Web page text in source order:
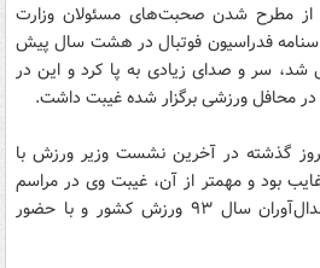
از مطرح شدن صحبت‌های مسئولان وزارت
فدراسیون فوتبال در هشت سال پیش
سر و صدای زیادی به پا کرد و این در
محافل ورزشی برگزار شده غیبت داشت.
گذشته در آخرین نشست وزیر ورزش با
بود و مهمتر از آن، غیبت وی در مراسم
امروز بود که ویژه تجلیل از مدال‌آوران سال ۹۳ ورزش کشور و با حضور